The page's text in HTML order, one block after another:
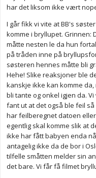
har det liksom ikke vært
I går fikk vi vite at BB's
komme i bryllupet. Grinnen:
måtte nesten le da hun
på tråden inne på
søsteren hennes måtte bli
Hehe! Slike reaksjoner ble
kanskje ikke kan komme
bli tante og onkel igjen da.
fant ut at det også ble feil
har feilberegnet datoen
egentlig skal komme slik at
ikke har fått babyen enda
antagelig ikke da de bor i
tilfelle småtten melder sin
det bare. Vi får få filmet